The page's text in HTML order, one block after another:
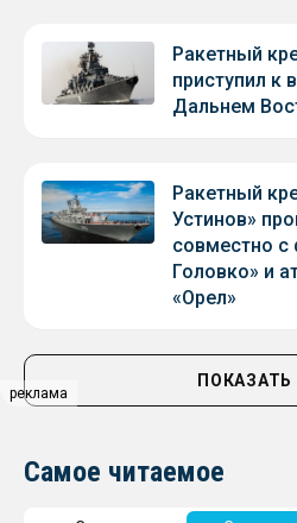
реклама
Ракетный
приступил к
Дальнем
Ракетный
Устинов»
совместно с
Головко» и
«Орел»
ПОКАЗАТЬ
Самое читаемое